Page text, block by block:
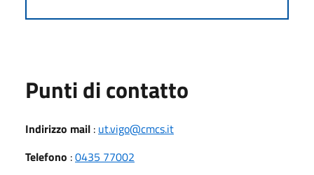
Punti di contatto
Indirizzo mail : ut.vigo@cmcs.it
Telefono :0435 77002